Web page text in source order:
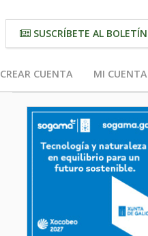
SUSCRÍBETE AL BOLETÍN
CREAR CUENTA MI CUENTA